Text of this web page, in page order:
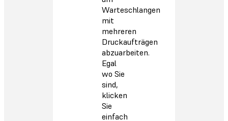
Warteschlangen
mit
mehreren
Druckaufträgen
abzuarbeiten.
Egal
wo Sie
sind,
klicken
Sie
einfach